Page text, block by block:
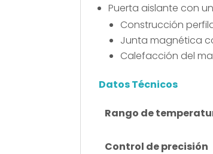
Puerta aislante con
Construcción
Junta magnética
Calefacción del
Datos Técnicos
Rango de
Control de precisión